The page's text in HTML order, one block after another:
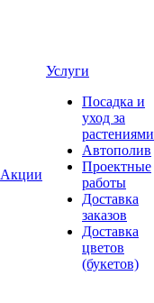
Акции
Услуги
Посадка и
уход за
растениями
Автополив
Проектные
работы
Доставка
заказов
Доставка
цветов
(букетов)